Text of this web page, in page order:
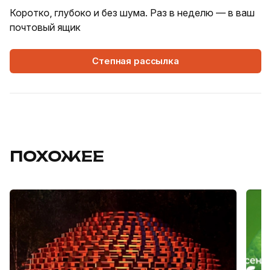
Коротко, глубоко и без шума. Раз в неделю — в ваш
почтовый ящик
Степная рассылка
ПОХОЖЕЕ